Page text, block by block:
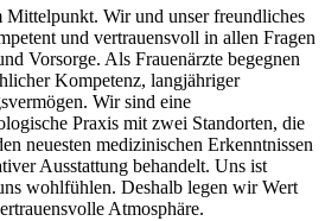
Mittelpunkt. Wir und unser freundliches
und vertrauensvoll in allen Fragen
Vorsorge. Als Frauenärzte begegnen
Kompetenz, langjähriger
Wir sind eine
Praxis mit zwei Standorten, die
neuesten medizinischen Erkenntnissen
Ausstattung behandelt. Uns ist
wohlfühlen. Deshalb legen wir Wert
Atmosphäre.